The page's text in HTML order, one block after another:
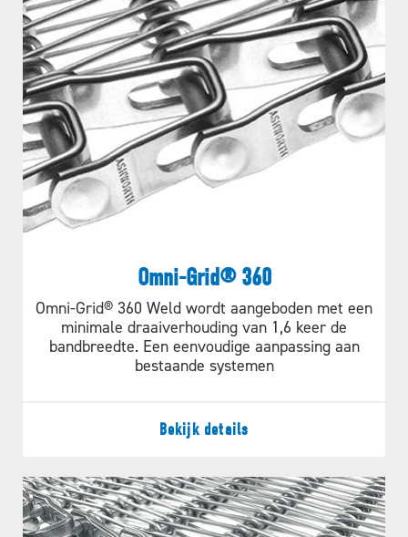
Omni-Grid® 360
Omni-Grid® 360 Weld wordt aangeboden met een
minimale draaiverhouding van 1,6 keer de
bandbreedte. Een eenvoudige aanpassing aan
bestaande systemen
Bekijk details